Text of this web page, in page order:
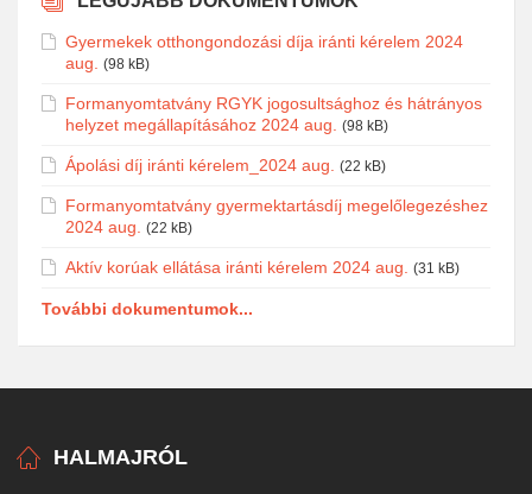
Gyermekek otthongondozási díja iránti kérelem 2024
aug.
(98 kB)
Formanyomtatvány RGYK jogosultsághoz és hátrányos
helyzet megállapításához 2024 aug.
(98 kB)
Ápolási díj iránti kérelem_2024 aug. (22 kB)
Formanyomtatvány gyermektartásdíj megelőlegezéshez
2024 aug.
(22 kB)
Aktív korúak ellátása iránti kérelem 2024 aug. (31 kB)
További dokumentumok...
HALMAJRÓL